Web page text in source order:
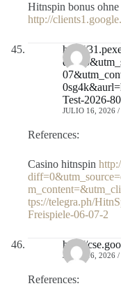
Hitnspin bonus
http://
http://
Test-2026-
JULIO 16, 2026
References:
Casino hitnspin
tps://telegra.ph/
Freispiele-06-07-2
http://
JULIO 16, 2026
References: